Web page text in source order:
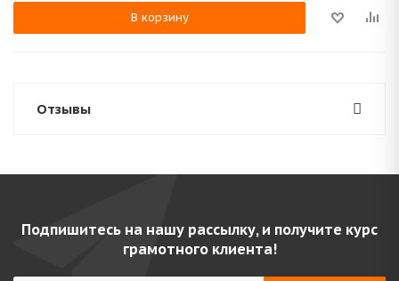
В корзину
Отзывы
Подпишитесь на нашу рассылку, и получите курс
грамотного клиента!